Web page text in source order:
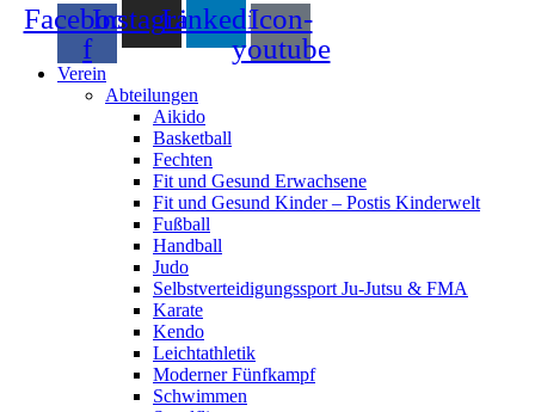
Facebook-
f
InstagramLinkedinIcon-
youtube
Verein
Abteilungen
Aikido
Basketball
Fechten
Fit und Gesund Erwachsene
Fit und Gesund Kinder – Postis Kinderwelt
Fußball
Handball
Judo
Selbstverteidigungssport Ju-Jutsu & FMA
Karate
Kendo
Leichtathletik
Moderner Fünfkampf
Schwimmen